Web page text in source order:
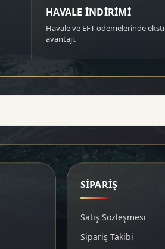
HAVALE İNDİRİMİ
Havale ve EFT ödemelerinde
avantajı.
SİPARİŞ
Satış Sözleşmesi
Sipariş Takibi